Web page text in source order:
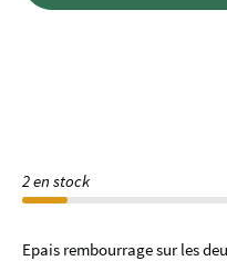
2 en stock
Epais rembourrage sur les